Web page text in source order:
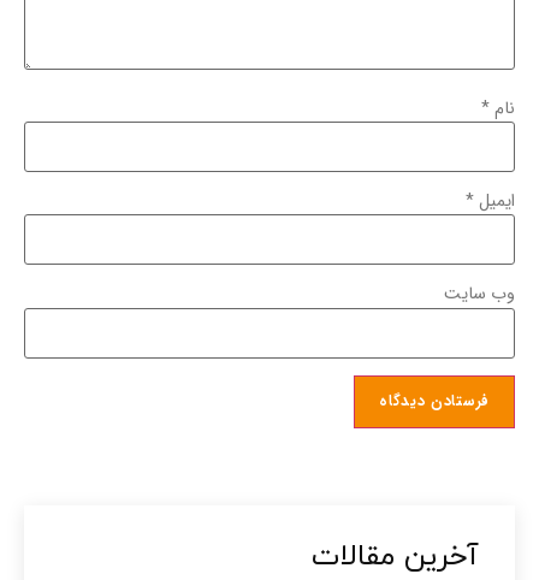
نام*
ایمیل*
وب‌ سایت
آخرین مقالات​